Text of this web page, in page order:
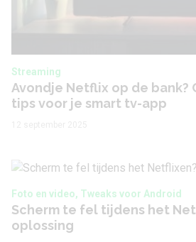
Streaming
Avondje Netflix op de bank?
tips voor je smart tv-app
Foto en video, Tweaks voor Android
Scherm te fel tijdens het
oplossing